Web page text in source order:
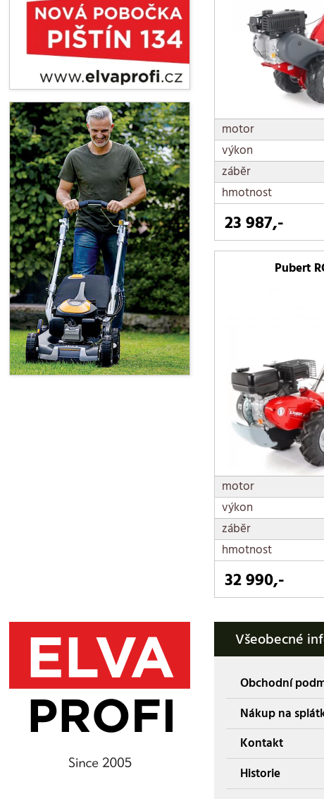
motor
výkon
záběr
hmotnost
23 987,-
Pubert
motor
výkon
záběr
hmotnost
32 990,-
Všeobecné
Obchodní
Nákup na
Kontakt
Historie